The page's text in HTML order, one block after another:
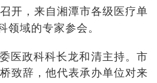
开，来自湘潭市各级医疗单
域的专家参会。
医政科科长龙和清主持。市
致辞，他代表承办单位对来